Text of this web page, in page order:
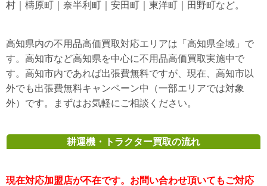
村｜檮原町｜奈半利町｜安田町｜東洋町｜田野町など。
高知県内の不用品高価買取対応エリアは「高知県全域」で
す。高知市など高知県を中心に不用品高価買取実施中で
す。高知市内であれば出張費無料ですが、現在、高知市以
外でも出張費無料キャンペーン中（一部エリアでは対象
外）です。まずはお気軽にご相談ください。
耕運機・トラクター買取の流れ
現在対応加盟店が不在です。お問い合わせ頂いてもご対応